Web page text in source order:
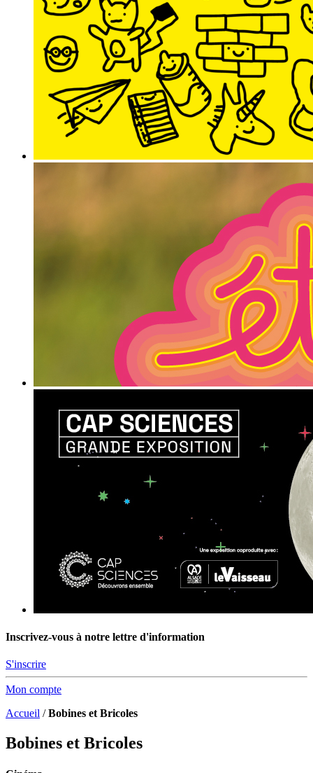
Inscrivez-vous à notre lettre d'information
S'inscrire
Mon compte
Accueil /Bobines et Bricoles
Bobines et Bricoles